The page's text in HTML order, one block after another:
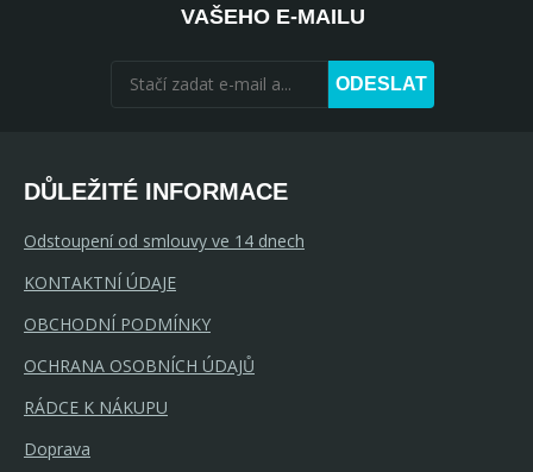
VAŠEHO E-MAILU
ODESLAT
DŮLEŽITÉ INFORMACE
Odstoupení od smlouvy ve 14 dnech
KONTAKTNÍ ÚDAJE
OBCHODNÍ PODMÍNKY
OCHRANA OSOBNÍCH ÚDAJŮ
RÁDCE K NÁKUPU
Doprava